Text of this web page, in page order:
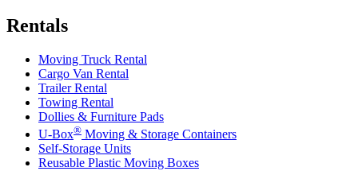
Rentals
Moving Truck Rental
Cargo Van Rental
Trailer Rental
Towing Rental
Dollies & Furniture Pads
U-Box® Moving & Storage Containers
Self-Storage Units
Reusable Plastic Moving Boxes